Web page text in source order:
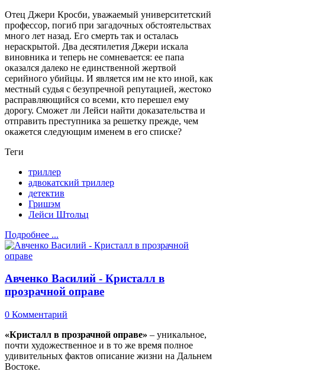
Отец Джери Кросби, уважаемый университетский
профессор, погиб при загадочных обстоятельствах
много лет назад. Его смерть так и осталась
нераскрытой. Два десятилетия Джери искала
виновника и теперь не сомневается: ее папа
оказался далеко не единственной жертвой
серийного убийцы. И является им не кто иной, как
местный судья с безупречной репутацией, жестоко
расправляющийся со всеми, кто перешел ему
дорогу. Сможет ли Лейси найти доказательства и
отправить преступника за решетку прежде, чем
окажется следующим именем в его списке?
Теги
триллер
адвокатский триллер
детектив
Гришэм
Лейси Штольц
Подробнее ...
Авченко Василий - Кристалл в
прозрачной оправе
0 Комментарий
«Кристалл в прозрачной оправе» – уникальное,
почти художественное и в то же время полное
удивительных фактов описание жизни на Дальнем
Востоке.